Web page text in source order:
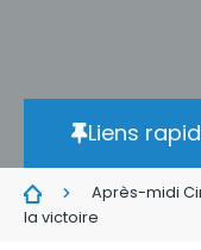
Liens
Après-midi
la victoire